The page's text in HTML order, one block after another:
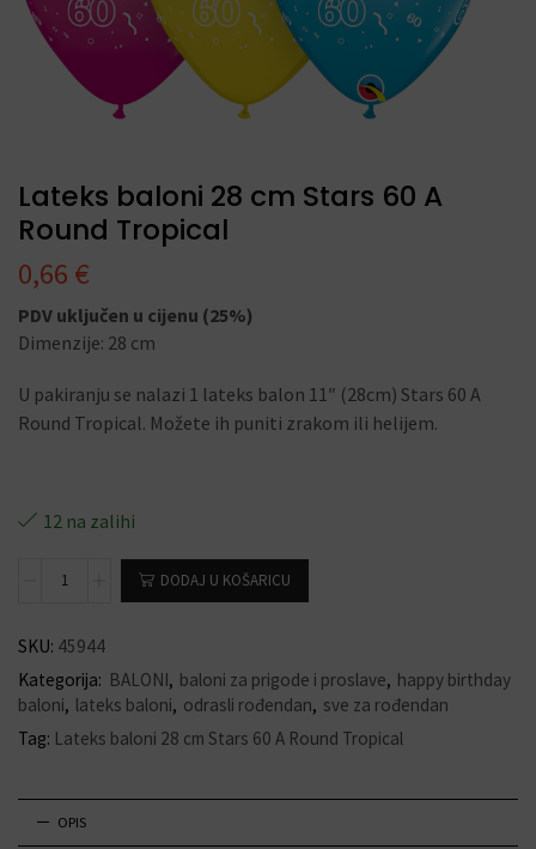
Lateks baloni 28 cm Stars 60 A
Round Tropical
0,66 €
PDV uključen u cijenu (25%)
Dimenzije: 28 cm
U pakiranju se nalazi 1 lateks balon 11″ (28cm) Stars 60 A
Round Tropical. Možete ih puniti zrakom ili helijem.
12 na zalihi
DODAJ U KOŠARICU
SKU: 45944
Kategorija: BALONI, baloni za prigode i proslave, happy birthday
baloni, lateks baloni, odrasli rođendan, sve za rođendan
Tag: Lateks baloni 28 cm Stars 60 A Round Tropical
OPIS